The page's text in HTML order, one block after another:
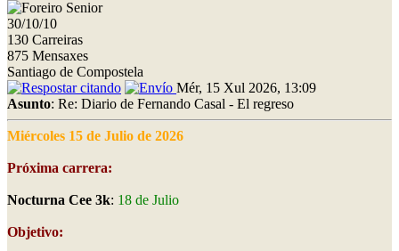
30/10/10
130 Carreiras
875 Mensaxes
Santiago de Compostela
Mér, 15 Xul 2026, 13:09
Asunto: Re: Diario de Fernando Casal - El regreso
Miércoles 15 de Julio de 2026
Próxima carrera:
Nocturna Cee 3k: 18 de Julio
Objetivo: